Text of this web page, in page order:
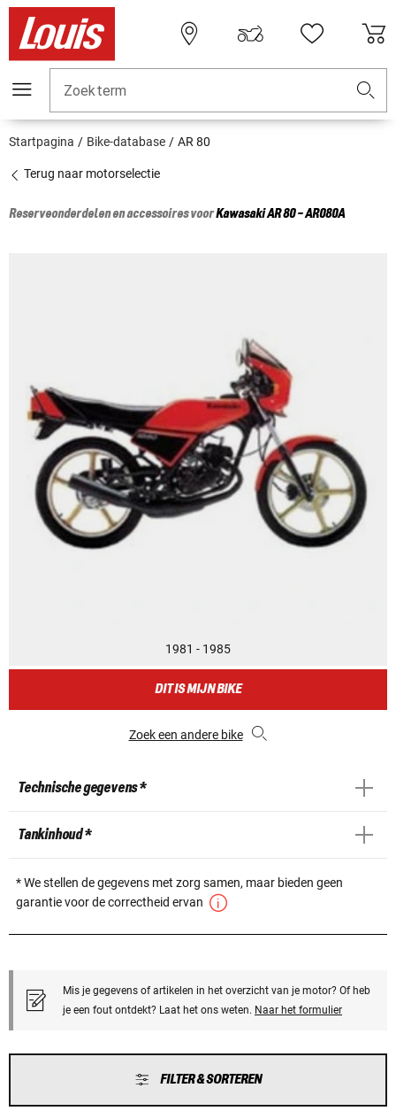
Zoekterm
Startpagina Bike-database AR 80
Terug naar motorselectie
Reserveonderdelen en accessoires voorKawasakiAR 80 - AR080A
1981 - 1985
DIT IS MIJN BIKE
Zoek een andere bike
Technische gegevens *
Tankinhoud *
* We stellen de gegevens met zorg samen, maar bieden geen
garantie voor de correctheid ervan
Mis je gegevens of artikelen in het overzicht van je motor? Of heb
je een fout ontdekt? Laat het ons weten. Naar het formulier
FILTER & SORTEREN